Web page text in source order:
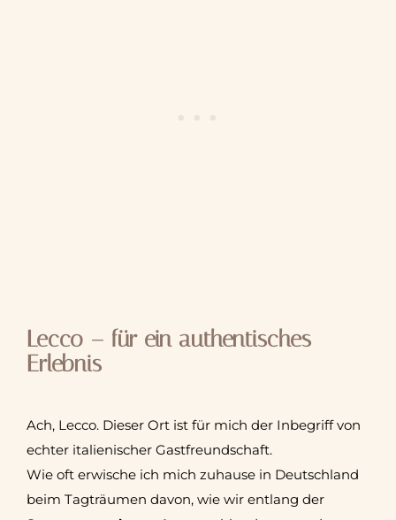
Lecco – für ein authentisches
Erlebnis
Ach, Lecco. Dieser Ort ist für mich der Inbegriff von
echter italienischer Gastfreundschaft.
Wie oft erwische ich mich zuhause in Deutschland
beim Tagträumen davon, wie wir entlang der